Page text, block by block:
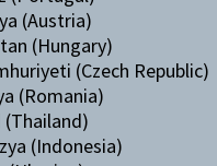
(Austria)
(Hungary)
(Czech Republic)
(Romania)
(Thailand)
(Indonesia)